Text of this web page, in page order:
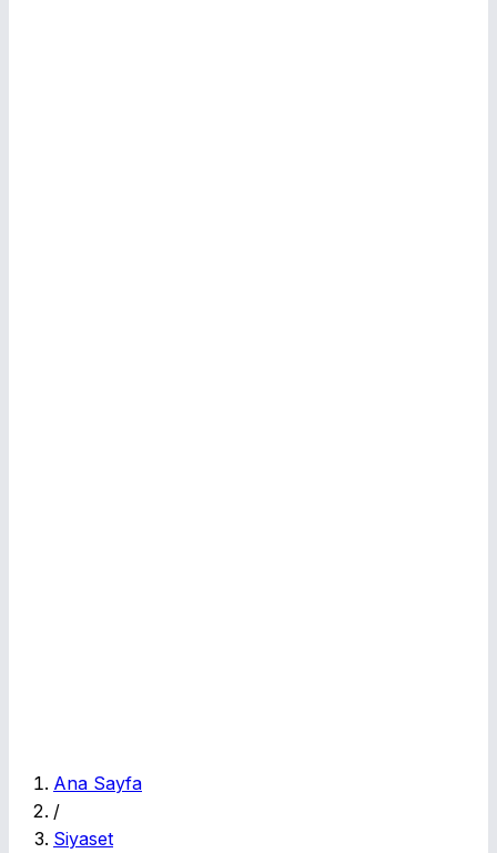
Ana Sayfa
/
Siyaset